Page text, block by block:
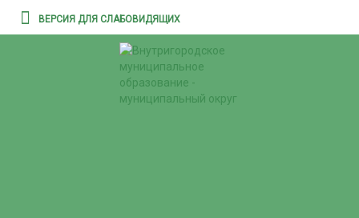
ВЕРСИЯ ДЛЯ СЛАБОВИДЯЩИХ